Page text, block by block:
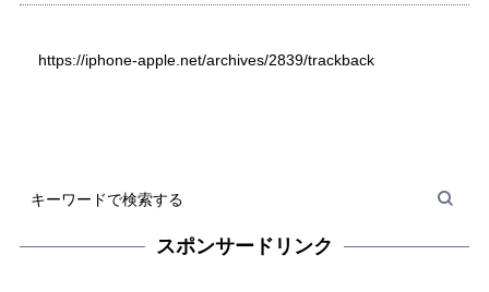
https://iphone-apple.net/archives/2839/trackback
スポンサードリンク